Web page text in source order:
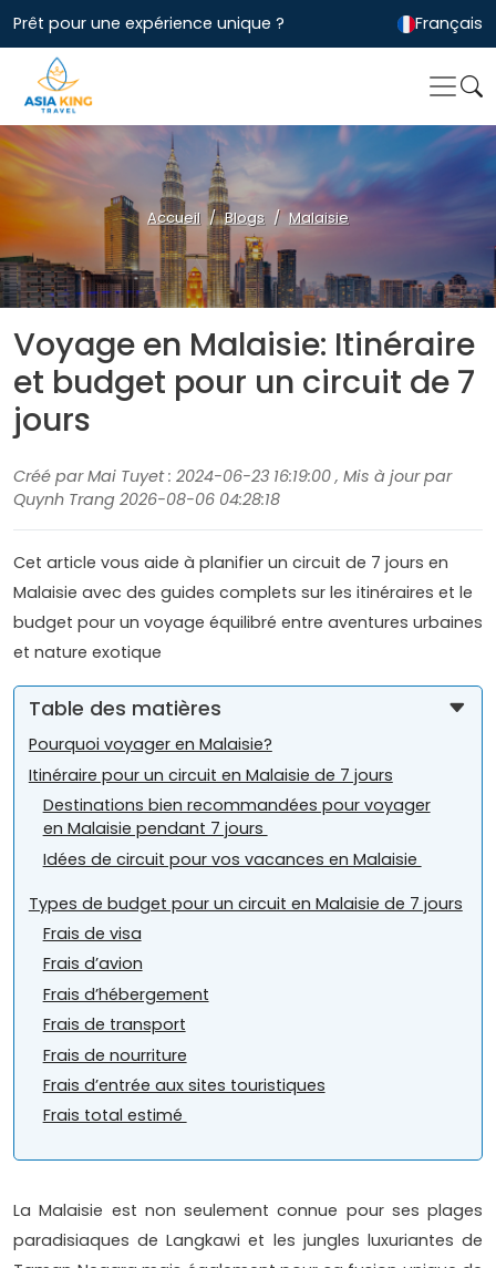
Prêt pour une expérience unique ? Français
Accueil Blogs Malaisie
Voyage en Malaisie: Itinéraire
et budget pour un circuit de 7
jours
Créé par Mai Tuyet : 2024-06-23 16:19:00 , Mis à jour par
Quynh Trang 2026-08-06 04:28:18
Cet article vous aide à planifier un circuit de 7 jours en
Malaisie avec des guides complets sur les itinéraires et le
budget pour un voyage équilibré entre aventures urbaines
et nature exotique
Table des matières
Pourquoi voyager en Malaisie?
Itinéraire pour un circuit en Malaisie de 7 jours
Destinations bien recommandées pour voyager
en Malaisie pendant 7 jours
Idées de circuit pour vos vacances en Malaisie
Types de budget pour un circuit en Malaisie de 7 jours
Frais de visa
Frais d’avion
Frais d’hébergement
Frais de transport
Frais de nourriture
Frais d’entrée aux sites touristiques
Frais total estimé
La Malaisie est non seulement connue pour ses plages
paradisiaques de Langkawi et les jungles luxuriantes de